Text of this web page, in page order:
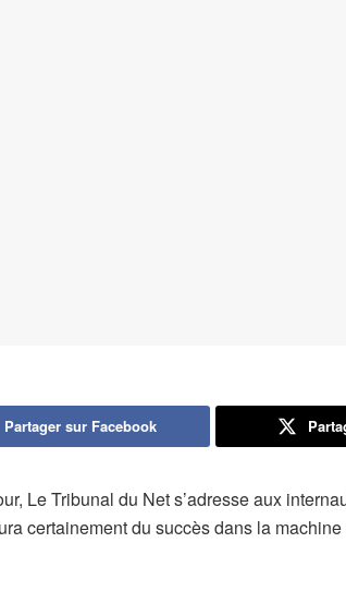
Partager sur Facebook
Le Tribunal du Net s’adresse aux
certainement du succès dans la machine